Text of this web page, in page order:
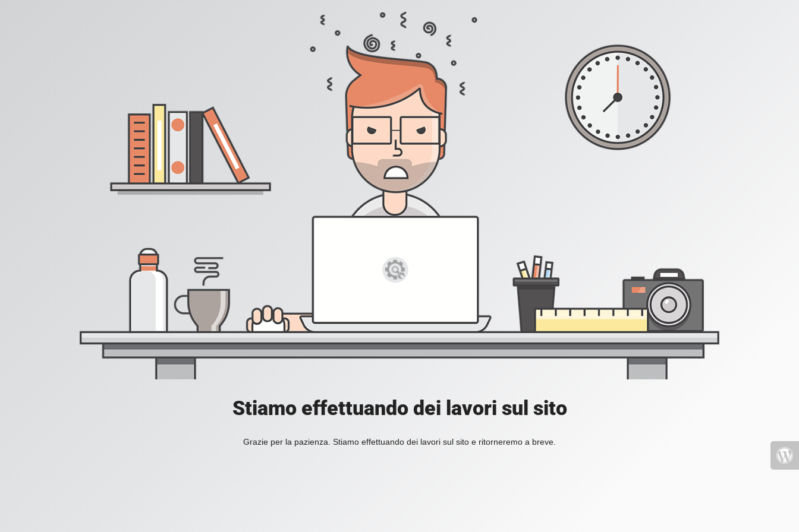
Stiamo effettuando dei lavori sul sito
Grazie per la pazienza. Stiamo effettuando dei lavori sul sito e ritorneremo a breve.